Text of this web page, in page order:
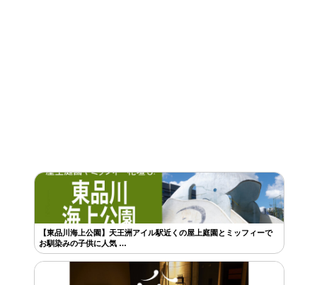
【東品川海上公園】天王洲アイル駅近くの屋上庭園とミッフィーで
お馴染みの子供に人気 …